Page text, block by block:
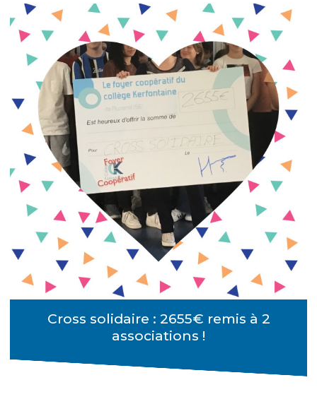
Cross solidaire : 2655€ remis à 2
associations !